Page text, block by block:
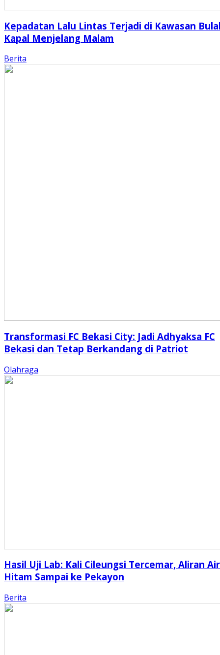
Kepadatan Lalu Lintas Terjadi di Kawasan
Kapal Menjelang Malam
Berita
Transformasi FC Bekasi City: Jadi Adhyaksa FC
Bekasi dan Tetap Berkandang di Patriot
Olahraga
Hasil Uji Lab: Kali Cileungsi Tercemar, Aliran Air
Hitam Sampai ke Pekayon
Berita